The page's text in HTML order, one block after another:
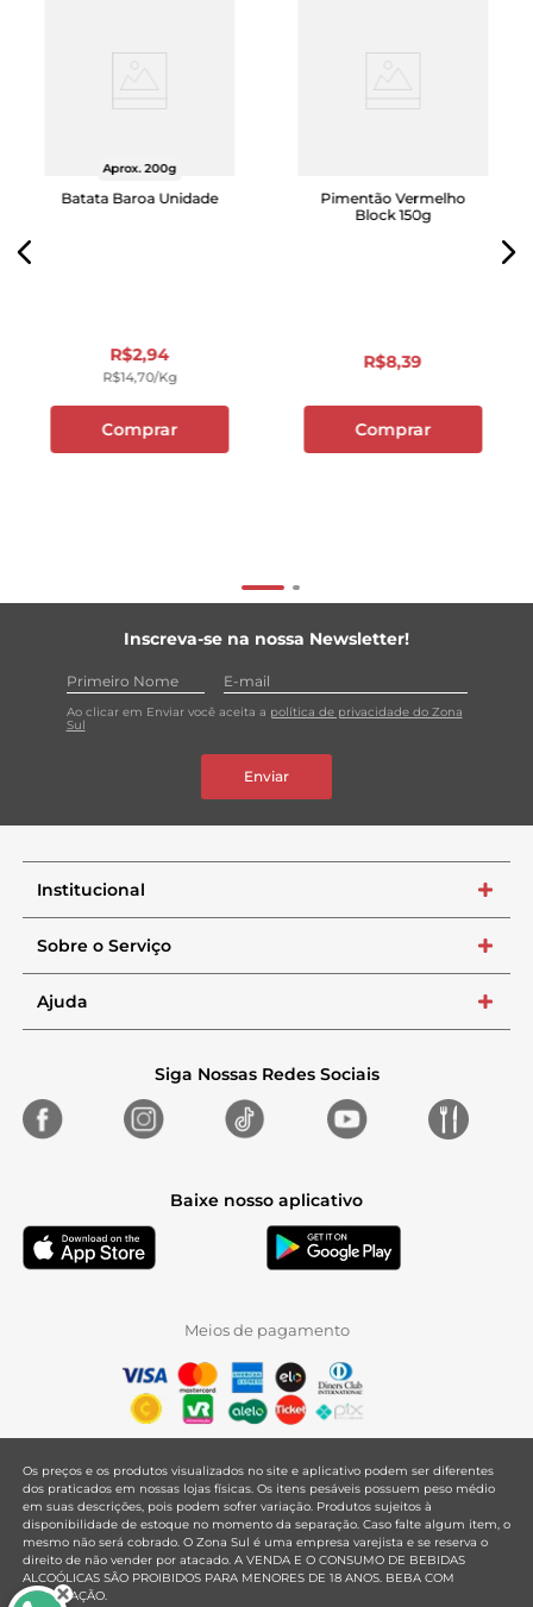
Aprox. 200g
Batata Baroa Unidade
R$2,94
R$14,70/kg
Comprar
Pimentão Vermelho
Block 150g
R$8,39
Comprar
Inscreva-se na nossa Newsletter!
Ao clicar em Enviar você aceita a política de privacidade do Zona
Sul
Enviar
Institucional +
Sobre o Serviço +
Ajuda +
Siga Nossas Redes Sociais
Baixe nosso aplicativo
Meios de pagamento
Os preços e os produtos visualizados no site e aplicativo podem ser diferentes
dos praticados em nossas lojas físicas. Os itens pesáveis possuem peso médio
em suas descrições, pois podem sofrer variação. Produtos sujeitos à
disponibilidade de estoque no momento da separação. Caso falte algum item, o
mesmo não será cobrado. O Zona Sul é uma empresa varejista e se reserva o
direito de não vender por atacado. A VENDA E O CONSUMO DE BEBIDAS
ALCOÓLICAS SÃO PROIBIDOS PARA MENORES DE 18 ANOS. BEBA COM
MODERAÇÃO.